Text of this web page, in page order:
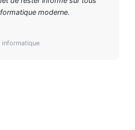
moderne.
informatique